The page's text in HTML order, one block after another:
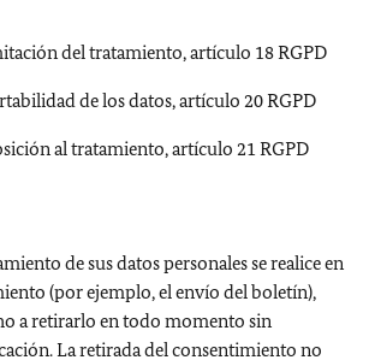
del tratamiento, artículo 18 RGPD
de los datos, artículo 20 RGPD
al tratamiento, artículo 21 RGPD
de sus datos personales se realice en
(por ejemplo, el envío del boletín),
a retirarlo en todo momento sin
La retirada del consentimiento no